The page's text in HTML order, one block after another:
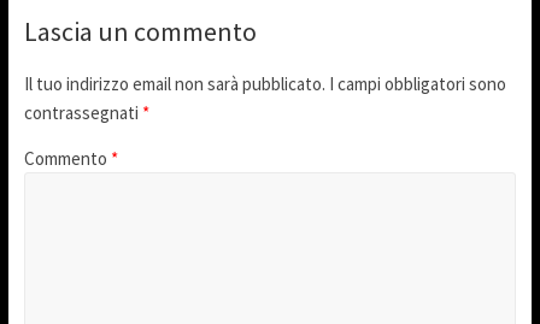
Lascia un commento
Il tuo indirizzo email non sarà pubblicato. I campi obbligatori sono
contrassegnati *
Commento *